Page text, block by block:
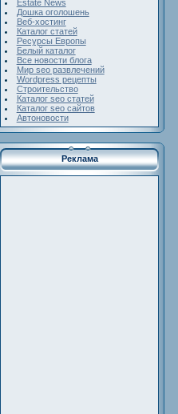
Estate News
Дошка оголошень
Веб-хостинг
Каталог статей
Ресурсы Европы
Белый каталог
Все новости блога
Мир seo развлечений
Wordpress рецепты
Строительство
Каталог seo статей
Каталог seo сайтов
Автоновости
Реклама